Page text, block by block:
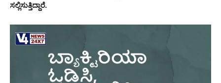
ಸಲ್ಲಿಸುತ್ತಿದ್ದಾರೆ.